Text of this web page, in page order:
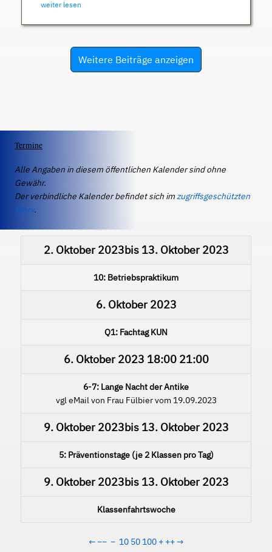
weiter lesen
Weitere Beiträge anzeigen
Termine
Alle Angaben in diesem öffentlichen Kalender sind ohne
Gewähr.
Der verbindliche Kalender befindet sich imzugriffsgeschützten
IServ.
2. Oktober 2023bis 13. Oktober 2023
10: Betriebspraktikum
6. Oktober 2023
Q1: Fachtag KUN
6. Oktober 2023 18:00 21:00
6-7: Lange Nacht der Antike
vgl eMail von Frau Fülbier vom 19.09.2023
9. Oktober 2023bis 13. Oktober 2023
5: Präventionstage (je 2 Klassen pro Tag)
9. Oktober 2023bis 13. Oktober 2023
Klassenfahrtswoche
← −− − 10 50 100 + ++→